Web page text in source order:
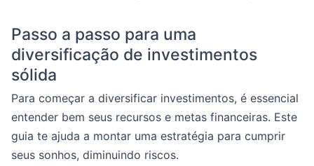
Passo a passo para uma
diversificação de investimentos
sólida
Para começar a diversificar investimentos, é essencial
entender bem seus recursos e metas financeiras. Este
guia te ajuda a montar uma estratégia para cumprir
seus sonhos, diminuindo riscos.